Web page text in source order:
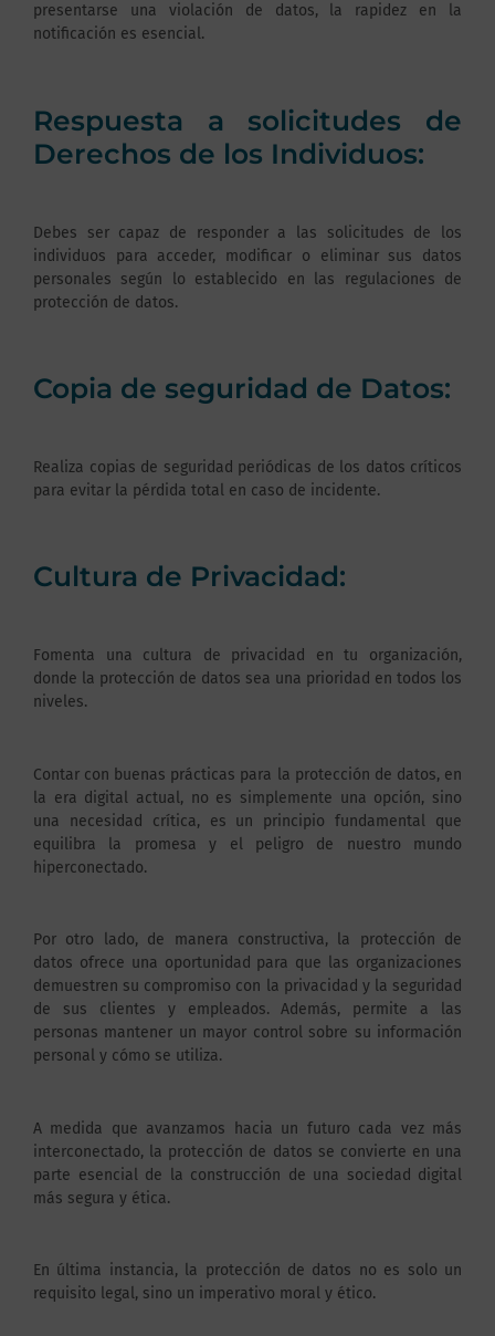
presentarse una violación de datos, la rapidez en la
notificación es esencial.
Respuesta a solicitudes de
Derechos de los Individuos:
Debes ser capaz de responder a las solicitudes de los
individuos para acceder, modificar o eliminar sus datos
personales según lo establecido en las regulaciones de
protección de datos.
Copia de seguridad de Datos:
Realiza copias de seguridad periódicas de los datos críticos
para evitar la pérdida total en caso de incidente.
Cultura de Privacidad:
Fomenta una cultura de privacidad en tu organización,
donde la protección de datos sea una prioridad en todos los
niveles.
Contar con buenas prácticas para la protección de datos, en
la era digital actual, no es simplemente una opción, sino
una necesidad crítica, es un principio fundamental que
equilibra la promesa y el peligro de nuestro mundo
hiperconectado.
Por otro lado, de manera constructiva, la protección de
datos ofrece una oportunidad para que las organizaciones
demuestren su compromiso con la privacidad y la seguridad
de sus clientes y empleados. Además, permite a las
personas mantener un mayor control sobre su información
personal y cómo se utiliza.
A medida que avanzamos hacia un futuro cada vez más
interconectado, la protección de datos se convierte en una
parte esencial de la construcción de una sociedad digital
más segura y ética.
En última instancia, la protección de datos no es solo un
requisito legal, sino un imperativo moral y ético.